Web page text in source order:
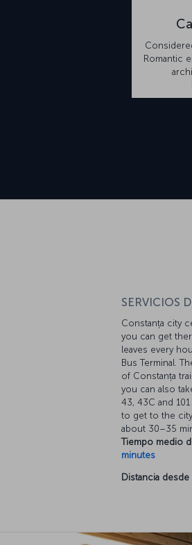
Romantic
SERVICIOS
Constanța city
you can get
leaves every
Bus Terminal.
of Constanța
you can also
43, 43C and
to get to the
about 30–35
Tiempo medio
minutes
Distancia